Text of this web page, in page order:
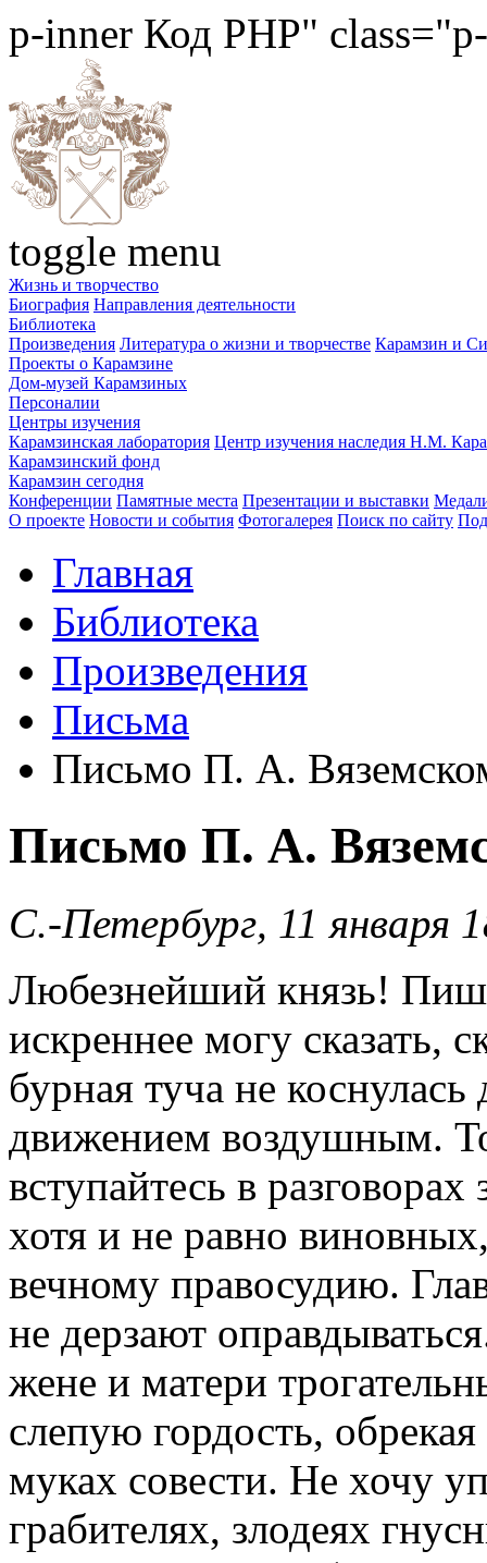
p-inner Код PHP"
toggle menu
Жизнь и творчество
Биография Направления деятельности
Библиотека
Произведения Литература о жизни и творчестве Карамзин и
Проекты о Карамзине
Дом-музей Карамзиных
Персоналии
Центры изучения
Карамзинская лаборатория Центр изучения наследия Н.М.
Карамзинский фонд
Карамзин сегодня
Конференции Памятные места Презентации и выставки
О проекте Новости и события Фотогалерея Поиск по сайту
Главная
Библиотека
Произведения
Письма
Письмо П. А.
Письмо П. А.
С.-Петербург, 11 января
Любезнейший князь!
искреннее могу сказать,
бурная туча не
движением воздушным.
вступайтесь в
хотя и не равно
вечному правосудию.
не дерзают
жене и матери
слепую гордость,
муках совести. Не хочу
грабителях, злодеях